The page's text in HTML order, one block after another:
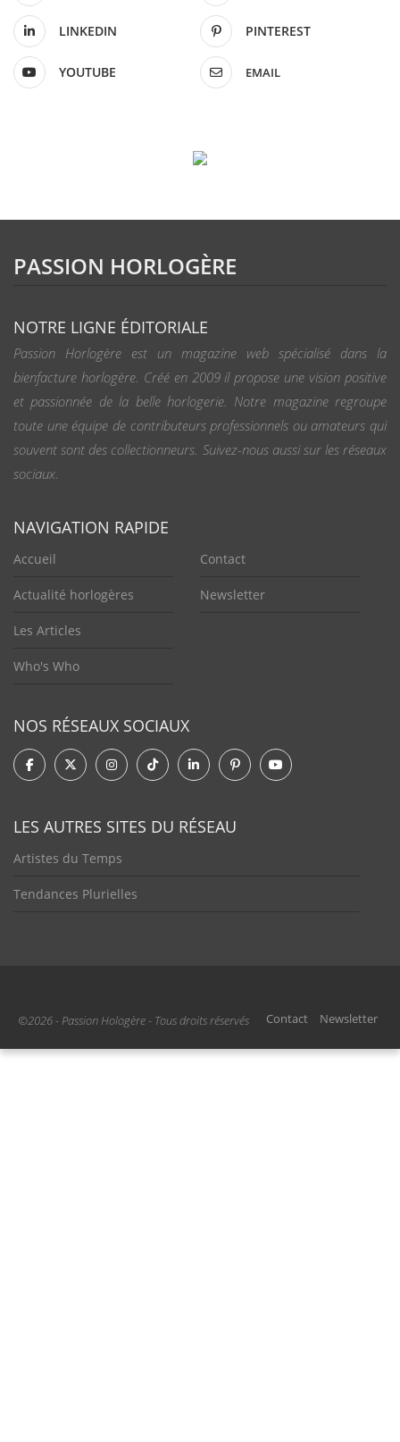
LINKEDIN PINTEREST
YOUTUBE EMAIL
PASSION HORLOGÈRE
NOTRE LIGNE ÉDITORIALE
Passion Horlogère est un magazine web spécialisé dans la
bienfacture horlogère. Créé en 2009 il propose une vision positive
et passionnée de la belle horlogerie. Notre magazine regroupe
toute une équipe de contributeurs professionnels ou amateurs qui
souvent sont des collectionneurs. Suivez-nous aussi sur les réseaux
sociaux.
NAVIGATION RAPIDE
Accueil
Actualité horlogères
Les Articles
Who's Who
Contact
Newsletter
NOS RÉSEAUX SOCIAUX
LES AUTRES SITES DU RÉSEAU
Artistes du Temps
Tendances Plurielles
©2026 - Passion Hologère - Tous droits réservés Contact Newsletter